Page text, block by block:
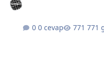
0 cevap 771